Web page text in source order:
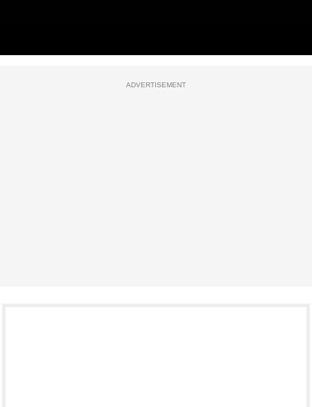
ADVERTISEMENT